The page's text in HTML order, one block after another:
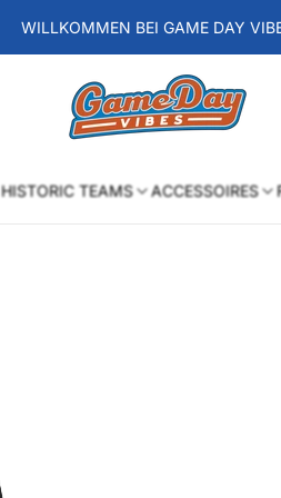
WILLKOMMEN BEI GAME DAY
Laden-
Logo
HISTORIC TEAMS ACCESSOIRES